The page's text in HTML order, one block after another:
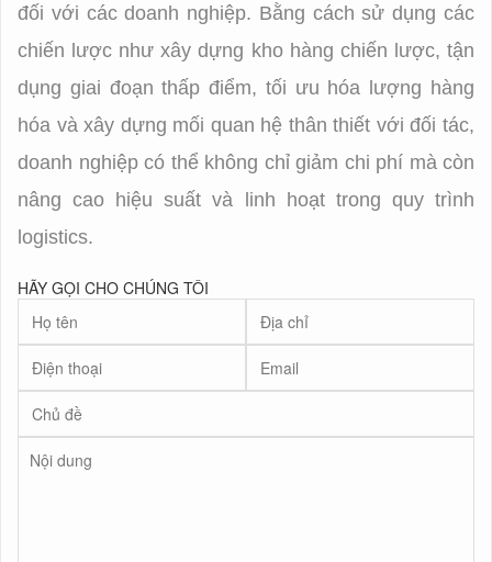
đối với các doanh nghiệp. Bằng cách sử dụng các
chiến lược như xây dựng kho hàng chiến lược, tận
dụng giai đoạn thấp điểm, tối ưu hóa lượng hàng
hóa và xây dựng mối quan hệ thân thiết với đối tác,
doanh nghiệp có thể không chỉ giảm chi phí mà còn
nâng cao hiệu suất và linh hoạt trong quy trình
logistics.
HÃY GỌI CHO CHÚNG TÔI